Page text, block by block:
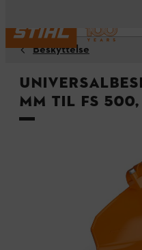
Beskyttelse
mm til FS 500,